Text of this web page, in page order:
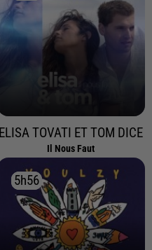
ELISA TOVATI ET TOM DICE
Il Nous Faut
5h56
5h56